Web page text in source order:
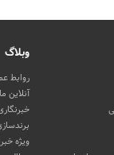
وبلاگ
روابط
آنلاین
ویژه